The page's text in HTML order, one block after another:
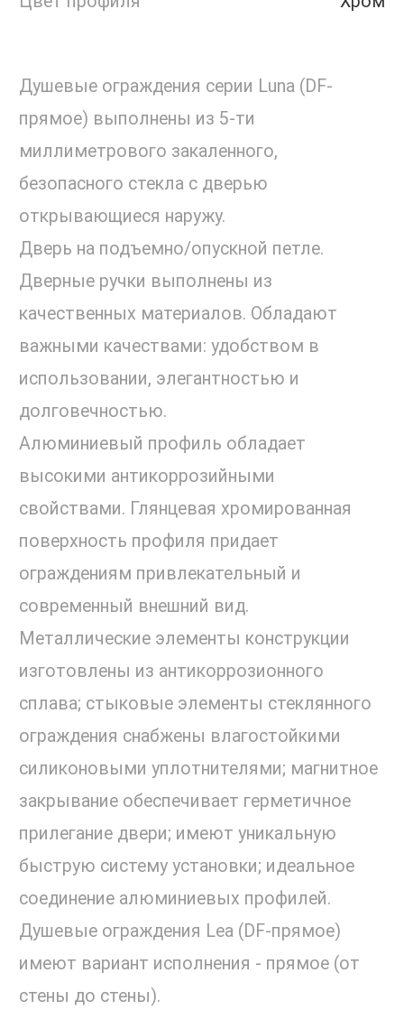
Душевые ограждения серии Luna (DF-
прямое) выполнены из 5-ти
миллиметрового закаленного,
безопасного стекла с дверью
открывающиеся наружу.
Дверь на подъемно/опускной петле.
Дверные ручки выполнены из
качественных материалов. Обладают
важными качествами: удобством в
использовании, элегантностью и
долговечностью.
Алюминиевый профиль обладает
высокими антикоррозийными
свойствами. Глянцевая хромированная
поверхность профиля придает
ограждениям привлекательный и
современный внешний вид.
Металлические элементы конструкции
изготовлены из антикоррозионного
сплава; стыковые элементы стеклянного
ограждения снабжены влагостойкими
силиконовыми уплотнителями; магнитное
закрывание обеспечивает герметичное
прилегание двери; имеют уникальную
быструю систему установки; идеальное
соединение алюминиевых профилей.
Душевые ограждения Lea (DF-прямое)
имеют вариант исполнения - прямое (от
стены до стены).